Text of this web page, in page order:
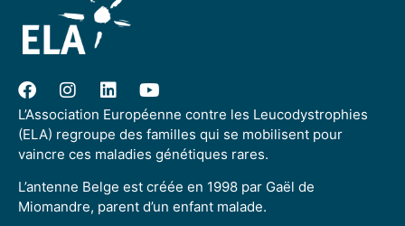
L’Association Européenne contre les Leucodystrophies
(ELA) regroupe des familles qui se mobilisent pour
vaincre ces maladies génétiques rares.
L’antenne Belge est créée en 1998 par Gaël de
Miomandre, parent d’un enfant malade.